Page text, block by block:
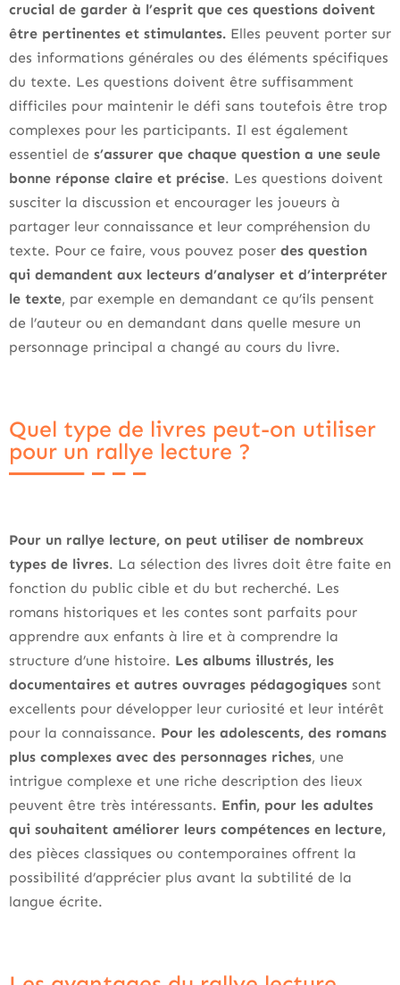
crucial de garder à l’esprit que ces questions doivent
être pertinentes et stimulantes. Elles peuvent porter sur
des informations générales ou des éléments spécifiques
du texte. Les questions doivent être suffisamment
difficiles pour maintenir le défi sans toutefois être trop
complexes pour les participants. Il est également
essentiel de s’assurer que chaque question a une seule
bonne réponse claire et précise. Les questions doivent
susciter la discussion et encourager les joueurs à
partager leur connaissance et leur compréhension du
texte. Pour ce faire, vous pouvez poser des question
qui demandent aux lecteurs d’analyser et d’interpréter
le texte, par exemple en demandant ce qu’ils pensent
de l’auteur ou en demandant dans quelle mesure un
personnage principal a changé au cours du livre.
Quel type de livres peut-on utiliser
pour un rallye lecture ?
Pour un rallye lecture, on peut utiliser de nombreux
types de livres. La sélection des livres doit être faite en
fonction du public cible et du but recherché. Les
romans historiques et les contes sont parfaits pour
apprendre aux enfants à lire et à comprendre la
structure d’une histoire. Les albums illustrés, les
documentaires et autres ouvrages pédagogiques sont
excellents pour développer leur curiosité et leur intérêt
pour la connaissance. Pour les adolescents, des romans
plus complexes avec des personnages riches, une
intrigue complexe et une riche description des lieux
peuvent être très intéressants. Enfin, pour les adultes
qui souhaitent améliorer leurs compétences en lecture,
des pièces classiques ou contemporaines offrent la
possibilité d’apprécier plus avant la subtilité de la
langue écrite.